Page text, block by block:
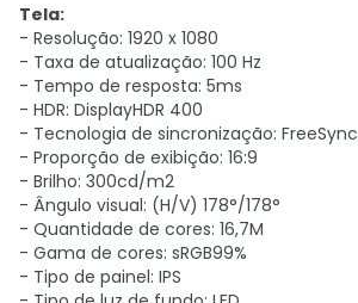
Tela:
- Resolução: 1920 x 1080
- Taxa de atualização: 100 Hz
- Tempo de resposta: 5ms
- HDR: DisplayHDR 400
- Tecnologia de sincronização: FreeSync
- Proporção de exibição: 16:9
- Brilho: 300cd/m2
- Ângulo visual: (H/V) 178°/178°
- Quantidade de cores: 16,7M
- Gama de cores: sRGB99%
- Tipo de painel: IPS